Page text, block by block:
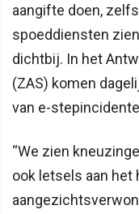
aangifte doen,
spoeddiensten
dichtbij. In het
(ZAS) komen
van e-
“We zien
ook letsels aan het